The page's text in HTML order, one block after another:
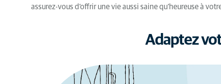
assurez-vous d’offrir une vie aussi saine qu’heureuse à
Adaptez